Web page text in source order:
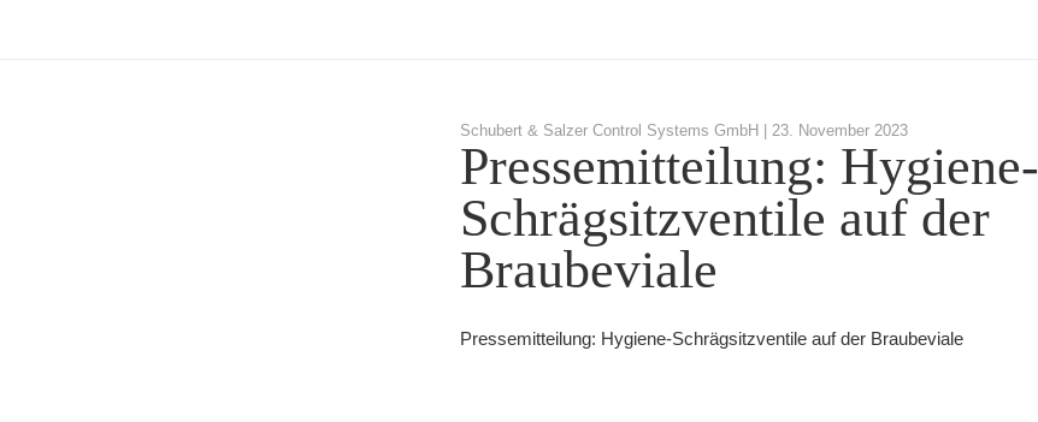
Schubert & Salzer Control Systems GmbH | 23. November 2023
Pressemitteilung: Hygiene-
Schrägsitzventile auf der
Braubeviale
Pressemitteilung: Hygiene-Schrägsitzventile auf der Braubeviale